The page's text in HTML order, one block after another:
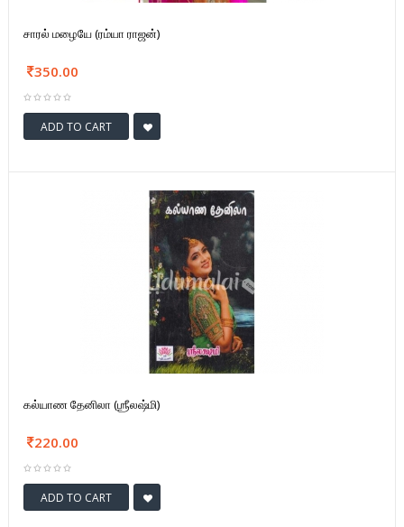
சாரல் மழையே (ரம்யா ராஜன்)
350.00
ADD TO CART
கல்யாண தேனிலா (ஶ்ரீலஷ்மி)
220.00
ADD TO CART